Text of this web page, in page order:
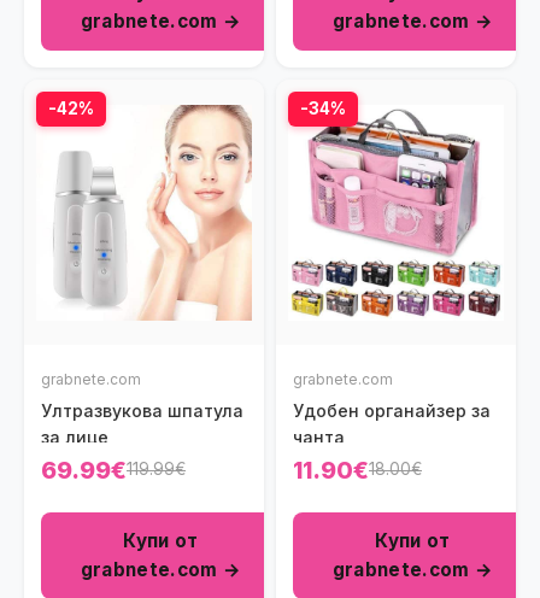
grabnete.com →
grabnete.com →
-42%
grabnete.com
Ултразвукова шпатула
за лице
69.99€119.99€
Купи от
grabnete.com →
-34%
grabnete.com
Удобен органайзер за
чанта
11.90€18.00€
Купи от
grabnete.com →